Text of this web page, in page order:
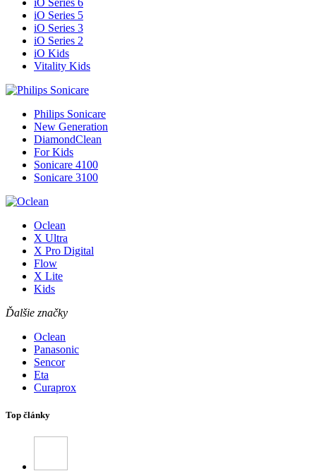
iO Series 6
iO Series 5
iO Series 3
iO Series 2
iO Kids
Vitality Kids
Philips Sonicare
New Generation
DiamondClean
For Kids
Sonicare 4100
Sonicare 3100
Oclean
X Ultra
X Pro Digital
Flow
X Lite
Kids
Ďalšie značky
Oclean
Panasonic
Sencor
Eta
Curaprox
Top články